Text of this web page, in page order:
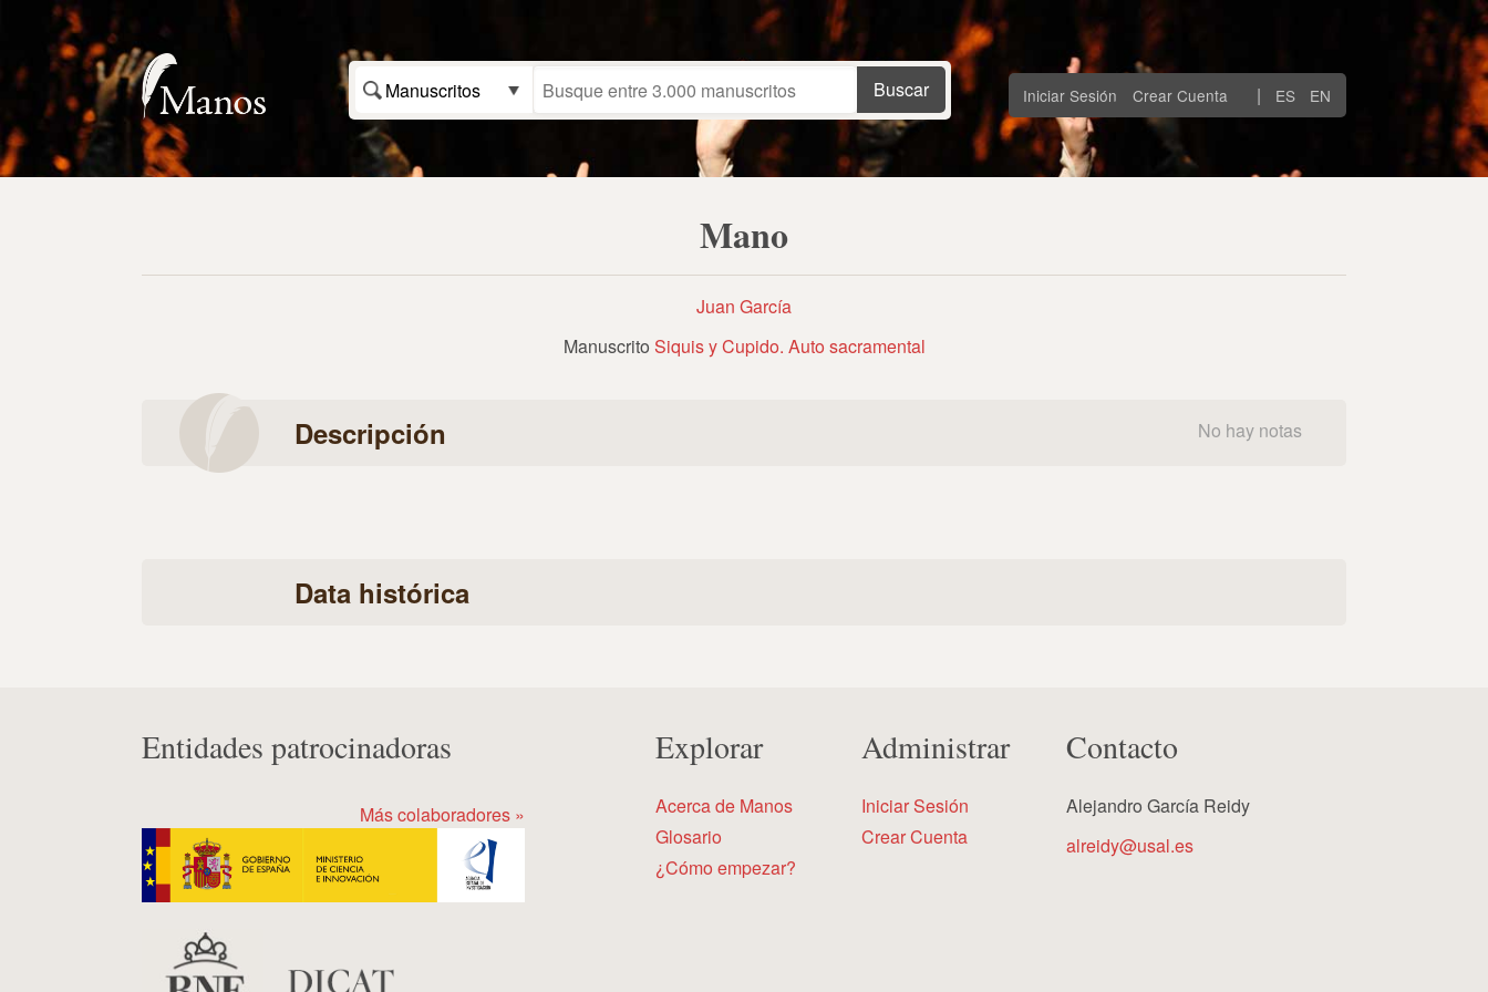
Manuscritos Iniciar Sesión Crear Cuenta | ES EN
Mano
Juan García
Manuscrito Siquis y Cupido. Auto sacramental
Descripción No hay notas
Data histórica
Entidades patrocinadoras
Más colaboradores »
Explorar
Acerca de Manos
Glosario
¿Cómo empezar?
Administrar
Iniciar Sesión
Crear Cuenta
Contacto
Alejandro García Reidy
alreidy@usal.es